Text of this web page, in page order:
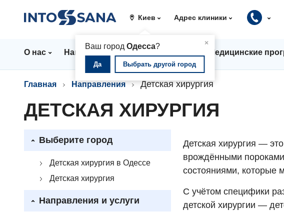
Киев
×
Ваш городОдесса?
Да Выбрать другой город
Адрес клиники
О нас Направления Цены Медицинские
Главная Направления Детская хирургия
ДЕТСКАЯ ХИРУРГИЯ
Выберите город
Детская хирургия в Одессе
Детская хирургия
Направления и услуги
Детская хирургия —
врождёнными
состояниями, которые
С учётом специфики
детской хирургии —